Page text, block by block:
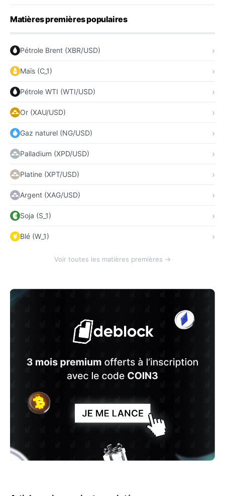
Matières premières populaires
Pétrole Brent (XBR/USD)
Maïs (C_1)
Pétrole WTI (WTI/USD)
Or (XAU/USD)
Gaz naturel (NG/USD)
Palladium (XPD/USD)
Platine (XPT/USD)
Argent (XAG/USD)
Soja (S_1)
Blé (W_1)
Voir toutes les matières premières →